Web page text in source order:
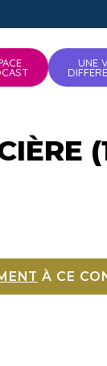
UNE
À CE